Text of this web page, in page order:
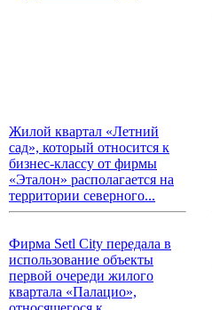
Жилой квартал «Летний
сад», который относится к
бизнес-классу от фирмы
«Эталон» располагается на
территории северного...
Фирма Setl City передала в
использование объекты
первой очереди жилого
квартала «Палацио»,